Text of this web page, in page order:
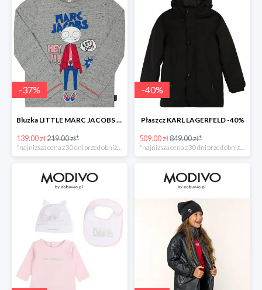
-37%
Bluzka LITTLE MARC JACOBS -37%
139.00 zł219.00 zł*
*najniższa cena z 30 dni przed obniżką
-40%
Płaszcz KARL LAGERFELD -40%
509.00 zł849.00 zł*
*najniższa cena z 30 dni przed obniżką